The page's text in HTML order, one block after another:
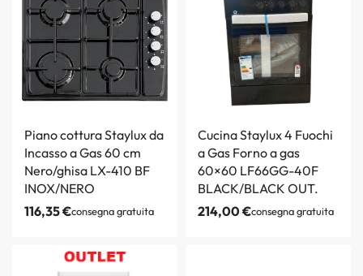
Piano cottura Staylux da
Incasso a Gas 60 cm
Nero/ghisa LX-410 BF
INOX/NERO
116,35€consegna gratuita
Cucina Staylux 4 Fuochi
a Gas Forno a gas
60×60 LF66GG-40F
BLACK/BLACK OUT.
214,00€consegna gratuita